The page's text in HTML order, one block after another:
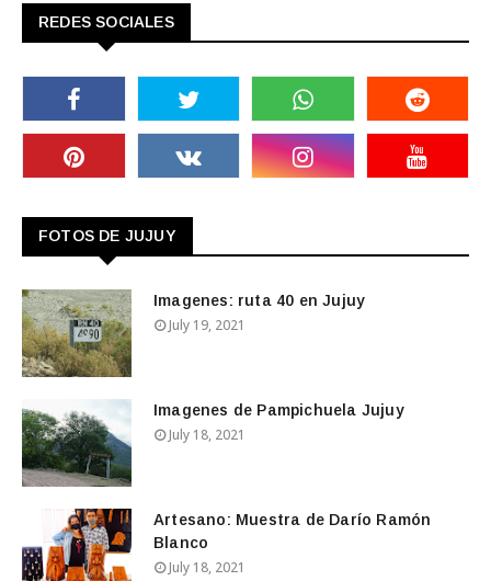
REDES SOCIALES
FOTOS DE JUJUY
Imagenes: ruta 40 en Jujuy
July 19, 2021
Imagenes de Pampichuela Jujuy
July 18, 2021
Artesano: Muestra de Darío Ramón
Blanco
July 18, 2021